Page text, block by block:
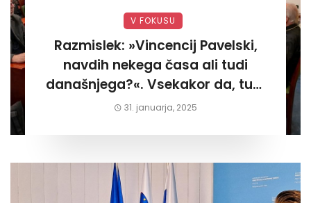
V FOKUSU
Razmislek: »Vincencij Pavelski,
navdih nekega časa ali tudi
današnjega?«. Vsekakor da, tudi
današnjega«
31. januarja, 2025